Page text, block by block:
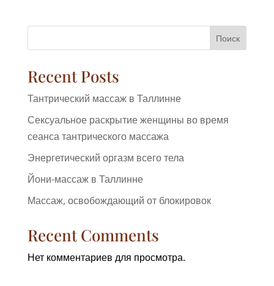
Поиск
Recent Posts
Тантрический массаж в Таллинне
Сексуальное раскрытие женщины во время
сеанса тантрического массажа
Энергетический оргазм всего тела
Йони-массаж в Таллинне
Массаж, освобождающий от блокировок
Recent Comments
Нет комментариев для просмотра.